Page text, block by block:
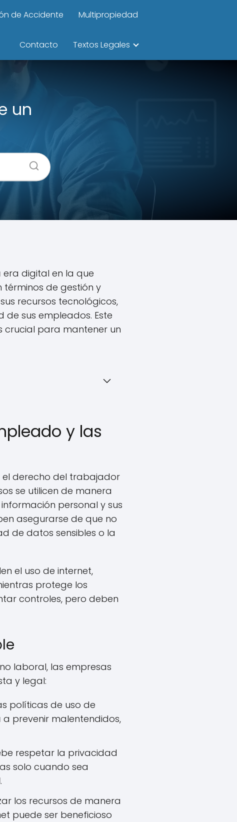
de Accidente Multipropiedad
Contacto Textos Legales
un
era digital en la que
términos de gestión y
recursos tecnológicos,
sus empleados. Este
crucial para mantener un
y las
el derecho del trabajador
se utilicen de manera
personal y sus
asegurarse de que no
de datos sensibles o la
el uso de internet,
protege los
controles, pero deben
laboral, las empresas
y legal:
políticas de uso de
prevenir malentendidos,
respetar la privacidad
solo cuando sea
los recursos de manera
puede ser beneficioso